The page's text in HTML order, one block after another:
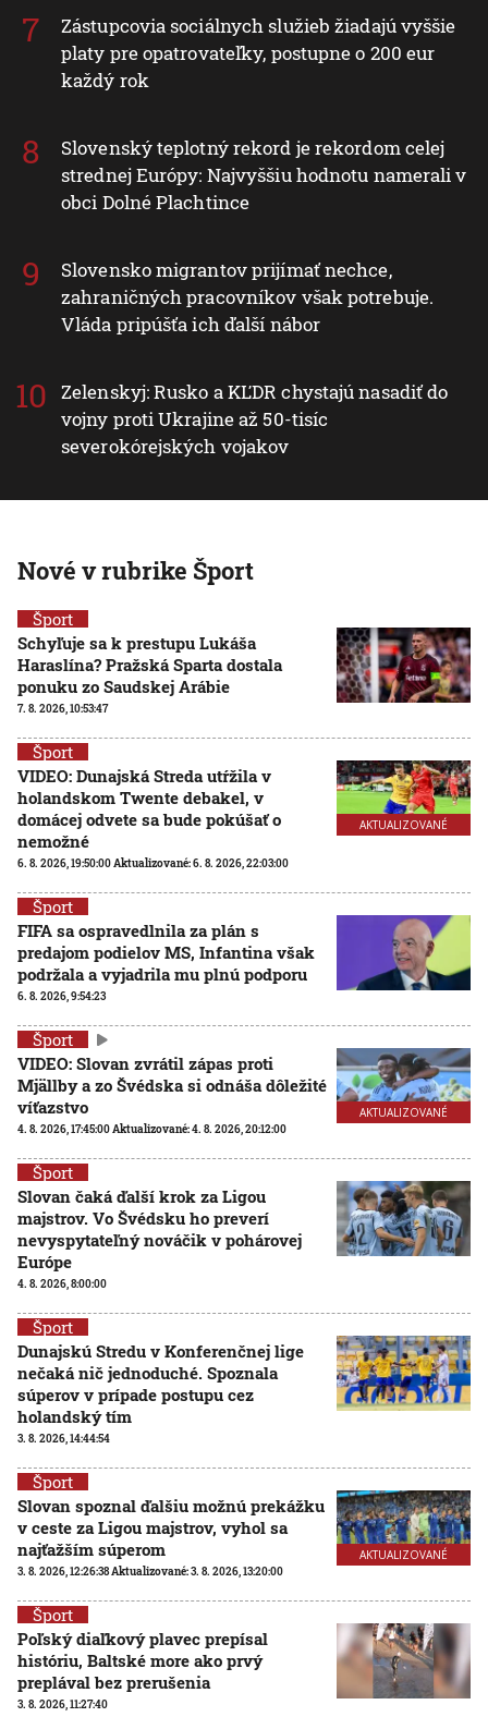
Zástupcovia sociálnych služieb žiadajú vyššie
platy pre opatrovateľky, postupne o 200 eur
každý rok
Slovenský teplotný rekord je rekordom celej
strednej Európy: Najvyššiu hodnotu namerali v
obci Dolné Plachtince
Slovensko migrantov prijímať nechce,
zahraničných pracovníkov však potrebuje.
Vláda pripúšťa ich ďalší nábor
Zelenskyj: Rusko a KĽDR chystajú nasadiť do
vojny proti Ukrajine až 50-tisíc
severokórejských vojakov
Nové v rubrike Šport
Šport
Schyľuje sa k prestupu Lukáša
Haraslína? Pražská Sparta dostala
ponuku zo Saudskej Arábie
7. 8. 2026, 10:53:47
AKTUALIZOVANÉ
Šport
VIDEO: Dunajská Streda utŕžila v
holandskom Twente debakel, v
domácej odvete sa bude pokúšať o
nemožné
6. 8. 2026, 19:50:00Aktualizované:6. 8. 2026, 22:03:00
Šport
FIFA sa ospravedlnila za plán s
predajom podielov MS, Infantina však
podržala a vyjadrila mu plnú podporu
6. 8. 2026, 9:54:23
AKTUALIZOVANÉ
Šport
VIDEO: Slovan zvrátil zápas proti
Mjällby a zo Švédska si odnáša dôležité
víťazstvo
4. 8. 2026, 17:45:00Aktualizované:4. 8. 2026, 20:12:00
Šport
Slovan čaká ďalší krok za Ligou
majstrov. Vo Švédsku ho preverí
nevyspytateľný nováčik v pohárovej
Európe
4. 8. 2026, 8:00:00
Šport
Dunajskú Stredu v Konferenčnej lige
nečaká nič jednoduché. Spoznala
súperov v prípade postupu cez
holandský tím
3. 8. 2026, 14:44:54
AKTUALIZOVANÉ
Šport
Slovan spoznal ďalšiu možnú prekážku
v ceste za Ligou majstrov, vyhol sa
najťažším súperom
3. 8. 2026, 12:26:38Aktualizované:3. 8. 2026, 13:20:00
Šport
Poľský diaľkový plavec prepísal
históriu, Baltské more ako prvý
preplával bez prerušenia
3. 8. 2026, 11:27:40